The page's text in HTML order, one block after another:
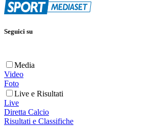
Seguici su
Media
Video
Foto
Live e Risultati
Live
Diretta Calcio
Risultati e Classifiche